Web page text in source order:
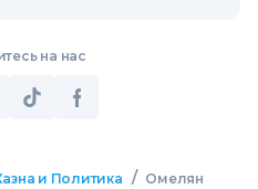
на нас
и Политика / Омелян